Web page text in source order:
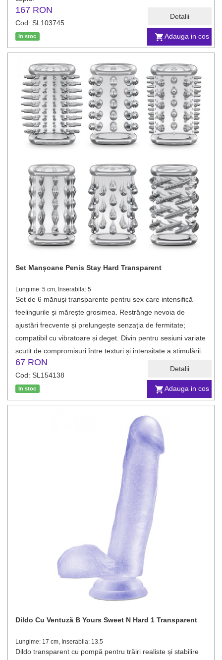
Adauga in cos
Detalii
167 RON
Cod: SL103745
In stoc
Adauga in cos
Detalii
Set Manșoane Penis Stay Hard Transparent
Lungime: 5 cm, Inserabila: 5
Set de 6 mănuși transparente pentru sex care intensifică
feelingurile și mărește grosimea. Restrânge nevoia de
ajustări frecvente și prelungește senzația de fermitate;
compatibil cu vibratoare și deget. Divin pentru sesiuni variate
scutit de compromisuri între texturi și intensitate a stimulării.
67 RON
Cod: SL154138
In stoc
Dildo Cu Ventuză B Yours Sweet N Hard 1 Transparent
Lungime: 17 cm, Inserabila: 13.5
Dildo transparent cu pompă pentru trăiri realiste și stabilire